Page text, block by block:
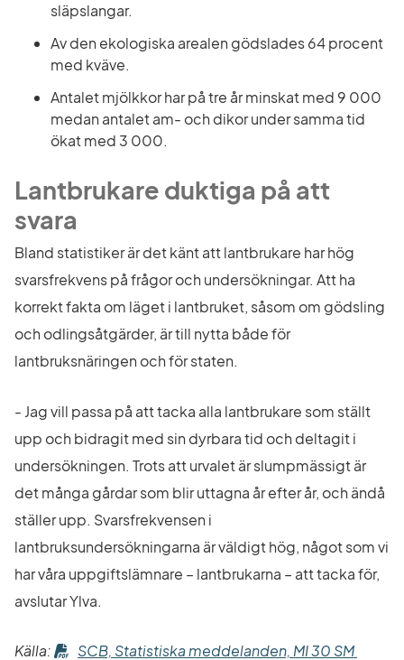
släpslangar.
Av den ekologiska arealen gödslades 64 procent
med kväve.
Antalet mjölkkor har på tre år minskat med 9 000
medan antalet am- och dikor under samma tid
ökat med 3 000.
Lantbrukare duktiga på att
svara
Bland statistiker är det känt att lantbrukare har hög
svarsfrekvens på frågor och undersökningar. Att ha
korrekt fakta om läget i lantbruket, såsom om gödsling
och odlingsåtgärder, är till nytta både för
lantbruksnäringen och för staten.
- Jag vill passa på att tacka alla lantbrukare som ställt
upp och bidragit med sin dyrbara tid och deltagit i
undersökningen. Trots att urvalet är slumpmässigt är
det många gårdar som blir uttagna år efter år, och ändå
ställer upp. Svarsfrekvensen i
lantbruksundersökningarna är väldigt hög, något som vi
har våra uppgiftslämnare – lantbrukarna – att tacka för,
avslutar Ylva.
Källa: SCB, Statistiska meddelanden, MI 30 SM